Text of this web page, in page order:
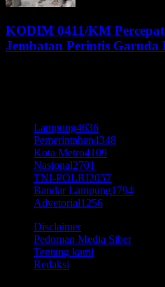
KODIM 0411/KM
Jembatan Perintis
Lampung4636
Pemerintahan4348
Kota Metro4109
Nasional2701
TNI-POLRI2057
Bandar Lampung1794
Advetorial1256
Disclaimer
Pedoman Media Siber
Tentang kami
Redaksi